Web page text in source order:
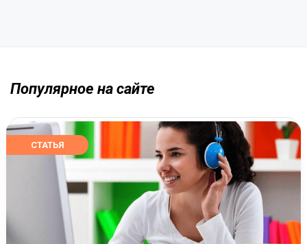
Популярное на сайте
СТАТЬЯ